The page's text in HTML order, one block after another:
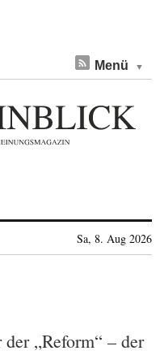
Menü
Sa, 8. Aug 2026
„Reform“ – der